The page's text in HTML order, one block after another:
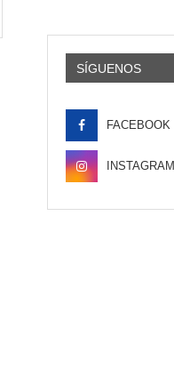
SÍGUENOS
FACEBOOK
INSTAGRAM